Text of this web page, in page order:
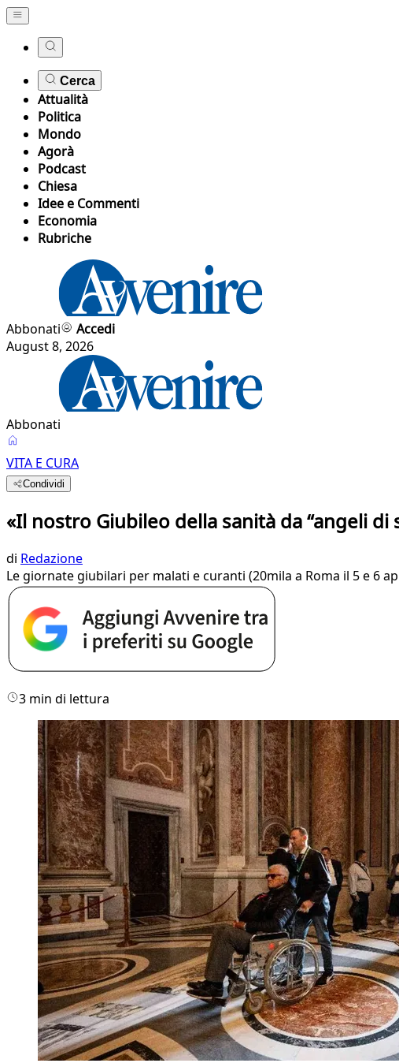
Cerca
Attualità
Politica
Mondo
Agorà
Podcast
Chiesa
Idee e Commenti
Economia
Rubriche
Abbonati
Accedi
August 8, 2026
Abbonati
VITA E CURA
Condividi
«Il nostro Giubileo della sanità da “angeli di
di Redazione
Le giornate giubilari per malati e curanti (20mila a Roma il 5 e 6
3 min di lettura